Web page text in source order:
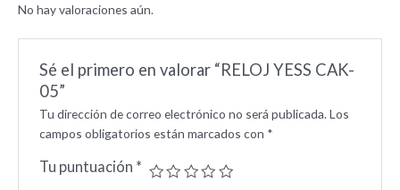
No hay valoraciones aún.
Sé el primero en valorar “RELOJ YESS CAK-
05”
Tu dirección de correo electrónico no será publicada. Los
campos obligatorios están marcados con *
Tu puntuación *